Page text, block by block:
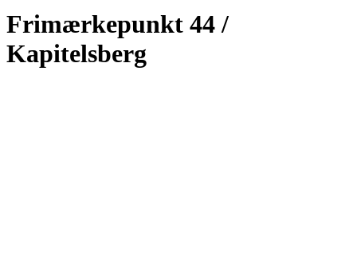
Frimærkepunkt 44 /
Kapitelsberg